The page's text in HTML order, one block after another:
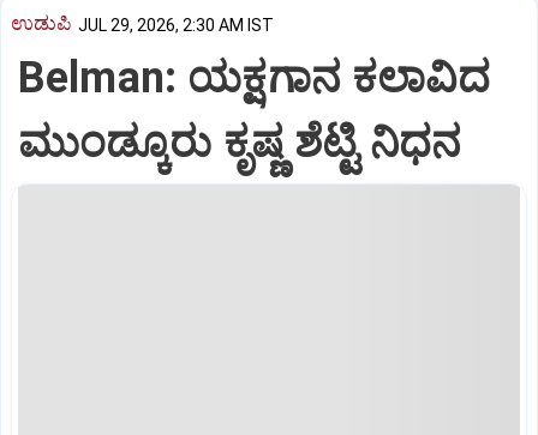
ಉಡುಪಿ JUL 29, 2026, 2:30 AM IST
Belman: ಯಕ್ಷಗಾನ ಕಲಾವಿದ
ಮುಂಡ್ಕೂರು ಕೃಷ್ಣ ಶೆಟ್ಟಿ ನಿಧನ